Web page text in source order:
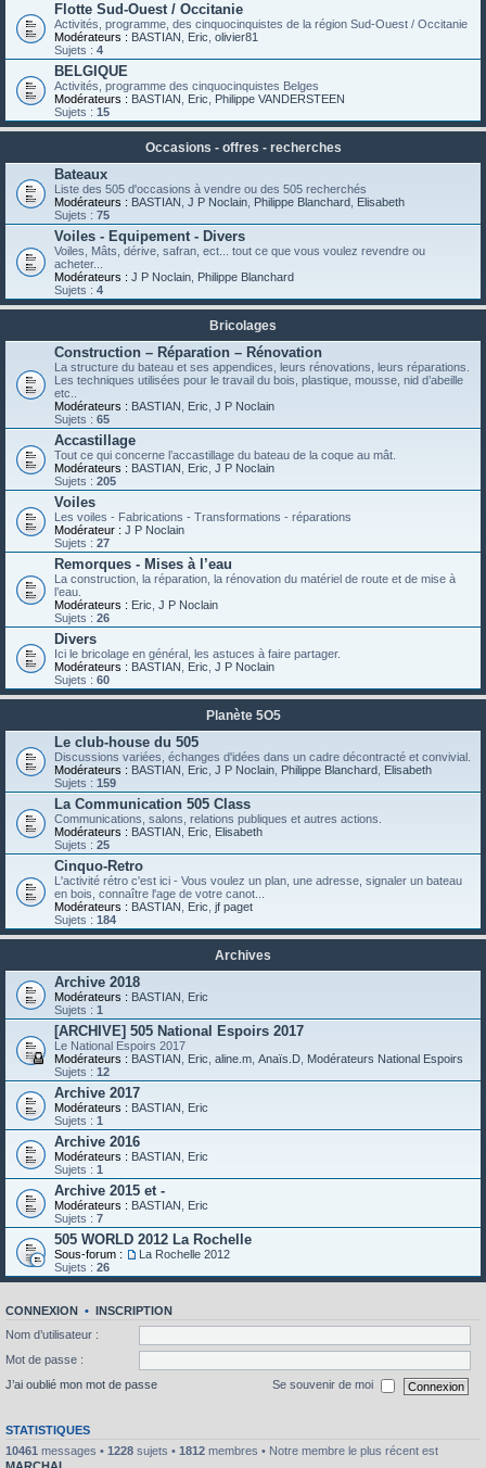
Flotte Sud-Ouest / Occitanie
Activités, programme, des cinquocinquistes de la région Sud-Ouest / Occitanie
Modérateurs : BASTIAN Eric olivier81
Sujets : 4
BELGIQUE
Activités, programme des cinquocinquistes Belges
Modérateurs : BASTIAN Eric
Philippe VANDERSTEEN
Sujets : 15
Occasions - offres - recherches
Bateaux
Liste des 505 d'occasions à vendre ou des 505 recherchés
Modérateurs : BASTIAN J P Noclain Philippe Blanchard Elisabeth
Sujets : 75
Voiles - Equipement - Divers
Voiles, Mâts, dérive, safran, ect... tout ce que vous voulez revendre ou
acheter...
Modérateurs : J P Noclain Philippe Blanchard
Sujets : 4
Bricolages
Construction – Réparation – Rénovation
La structure du bateau et ses appendices, leurs rénovations, leurs réparations.
Les techniques utilisées pour le travail du bois, plastique, mousse, nid d’abeille
etc..
Modérateurs : BASTIAN Eric J P Noclain
Sujets : 65
Accastillage
Tout ce qui concerne l’accastillage du bateau de la coque au mât.
Modérateurs : BASTIAN Eric J P Noclain
Sujets : 205
Voiles
Les voiles - Fabrications - Transformations - réparations
Modérateur : J P Noclain
Sujets : 27
Remorques - Mises à l’eau
La construction, la réparation, la rénovation du matériel de route et de mise à
l’eau.
Modérateurs : Eric J P Noclain
Sujets : 26
Divers
Ici le bricolage en général, les astuces à faire partager.
Modérateurs : BASTIAN Eric J P Noclain
Sujets : 60
Planète 5O5
Le club-house du 505
Discussions variées, échanges d'idées dans un cadre décontracté et convivial.
Modérateurs : BASTIAN Eric J P Noclain Philippe Blanchard Elisabeth
Sujets : 159
La Communication 505 Class
Communications, salons, relations publiques et autres actions.
Modérateurs : BASTIAN Eric
Elisabeth
Sujets : 25
Cinquo-Retro
L'activité rétro c'est ici - Vous voulez un plan, une adresse, signaler un bateau
en bois, connaître l'age de votre canot...
Modérateurs : BASTIAN Eric jf paget
Sujets : 184
Archives
Archive 2018
Modérateurs : BASTIAN
Eric
Sujets : 1
[ARCHIVE] 505 National Espoirs 2017
Le National Espoirs 2017
Modérateurs : BASTIAN Eric aline.m Anaïs.D Modérateurs National Espoirs
Sujets : 12
Archive 2017
Modérateurs : BASTIAN
Eric
Sujets : 1
Archive 2016
Modérateurs : BASTIAN
Eric
Sujets : 1
Archive 2015 et -
Modérateurs : BASTIAN
Eric
Sujets : 7
505 WORLD 2012 La Rochelle
Sous-forum :
La Rochelle 2012
Sujets : 26
CONNEXION • INSCRIPTION
Nom d’utilisateur :
Mot de passe :
J’ai oublié mon mot de passe
Se souvenir de moi
STATISTIQUES
10461 messages • 1228 sujets • 1812 membres • Notre membre le plus récent est